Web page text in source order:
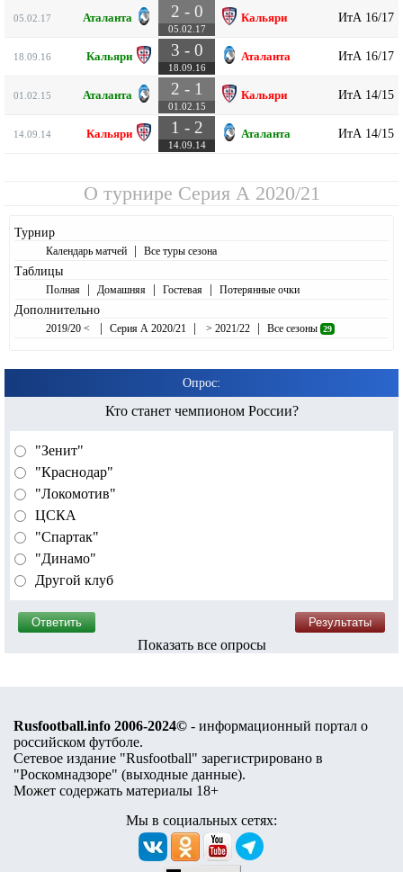
05.02.17 Аталанта 2 - 0
05.02.17
Кальяри ИтА 16/17
18.09.16 Кальяри 3 - 0
18.09.16
Аталанта ИтА 16/17
01.02.15 Аталанта 2 - 1
01.02.15
Кальяри ИтА 14/15
14.09.14 Кальяри 1 - 2
14.09.14
Аталанта ИтА 14/15
О турнире Серия А 2020/21
Турнир
Календарь матчей | Все туры сезона
Таблицы
Полная | Домашняя | Гостевая | Потерянные очки
Дополнительно
2019/20 < | Серия А 2020/21 | > 2021/22 | Все сезоны 29
Опрос:
Кто станет чемпионом России?
"Зенит"
"Краснодар"
"Локомотив"
ЦСКА
"Спартак"
"Динамо"
Другой клуб
Показать все опросы
Rusfootball.info 2006-2024© - информационный портал о
российском футболе.
Сетевое издание "Rusfootball" зарегистрировано в
"Роскомнадзоре" (выходные данные).
Может содержать материалы 18+
Мы в социальных сетях: